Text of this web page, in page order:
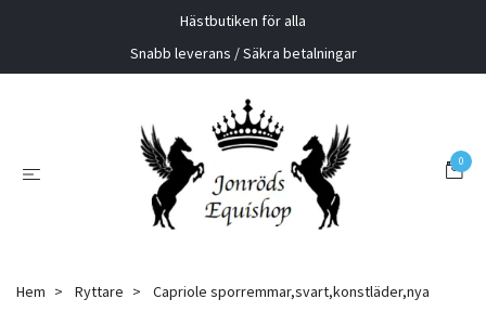
Hästbutiken för alla
Snabb leverans / Säkra betalningar
0
Hem Ryttare Capriole sporremmar,svart,konstläder,nya